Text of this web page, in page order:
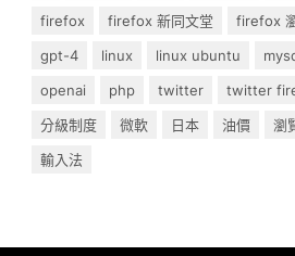
firefox
firefox 新同文堂 firefox
gpt-4
linux linux ubuntu
openai
php twitter twitter
分級制度
微軟 日本 油價 瀏
輸入法